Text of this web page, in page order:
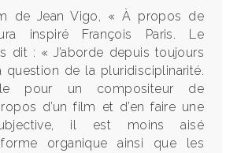
de Jean Vigo, « À propos de
inspiré François Paris. Le
dit : « J’aborde depuis toujours
question de la pluridisciplinarité.
pour un compositeur de
d’un film et d’en faire une
il est moins aisé
forme organique ainsi que les